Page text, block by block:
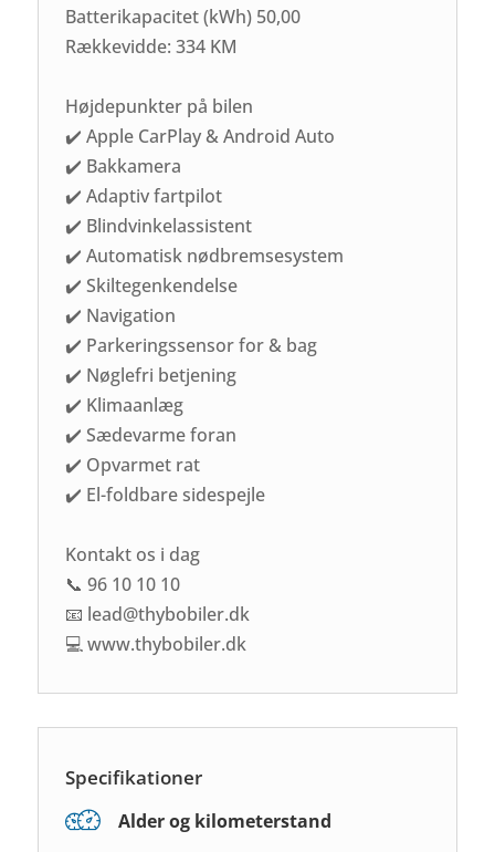
Batterikapacitet (kWh) 50,00
Rækkevidde: 334 KM
Højdepunkter på bilen
✔️ Apple CarPlay & Android Auto
✔️ Bakkamera
✔️ Adaptiv fartpilot
✔️ Blindvinkelassistent
✔️ Automatisk nødbremsesystem
✔️ Skiltegenkendelse
✔️ Navigation
✔️ Parkeringssensor for & bag
✔️ Nøglefri betjening
✔️ Klimaanlæg
✔️ Sædevarme foran
✔️ Opvarmet rat
✔️ El-foldbare sidespejle
Kontakt os i dag
📞 96 10 10 10
📧 lead@thybobiler.dk
💻 www.thybobiler.dk
Specifikationer
Alder og kilometerstand